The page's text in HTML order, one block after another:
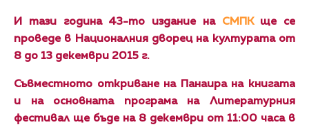
И тази година 43-то издание на СМПКще се
проведе в Националния дворец на културата от
8 до 13 декември 2015 г.
Съвместното откриване на Панаира на книгата
и на основната програма на Литературния
фестивал ще бъде на 8 декември от 11:00 часа в